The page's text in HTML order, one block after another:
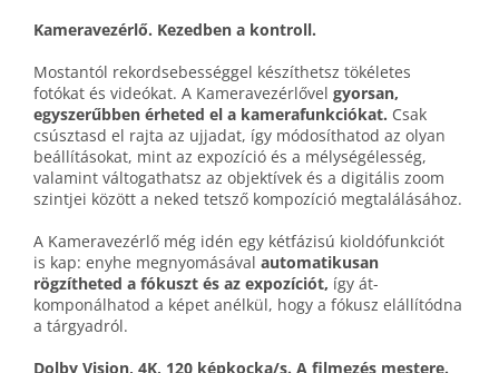
Kameravezérlő. Kezedben a kontroll.
Mostantól rekord­sebességgel készíthetsz tökéletes
fotókat és videókat. A Kamera­vezérlővel gyorsan,
egyszerűbben érheted el a kamera­funkciókat. Csak
csúsztasd el rajta az ujjadat, így módosíthatod az olyan
beállításokat, mint az expozíció és a mélység­élesség,
valamint váltogat­hatsz az objektívek és a digitális zoom
szintjei között a neked tetsző kompozíció megtalálásához.
A Kamera­vezérlő még idén egy kétfázisú kioldó­funkciót
is kap: enyhe meg­nyomásával automatikusan
rögzítheted a fókuszt és az expozíciót, így át­
komponálhatod a képet anélkül, hogy a fókusz elállítódna
a tárgyadról.
Dolby Vision, 4K, 120 képkocka/s. A filmezés mestere.